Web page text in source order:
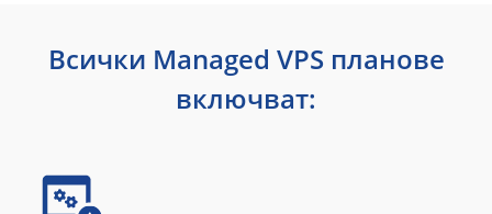
Всички Managed VPS планове
включват: